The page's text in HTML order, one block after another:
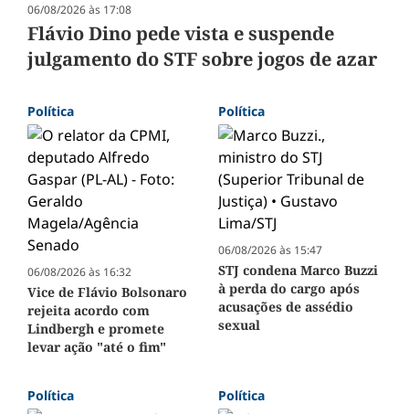
06/08/2026 às 17:08
Flávio Dino pede vista e suspende
julgamento do STF sobre jogos de azar
Política
06/08/2026 às 16:32
Vice de Flávio Bolsonaro
rejeita acordo com
Lindbergh e promete
levar ação "até o fim"
Política
06/08/2026 às 15:47
STJ condena Marco Buzzi
à perda do cargo após
acusações de assédio
sexual
Política Política